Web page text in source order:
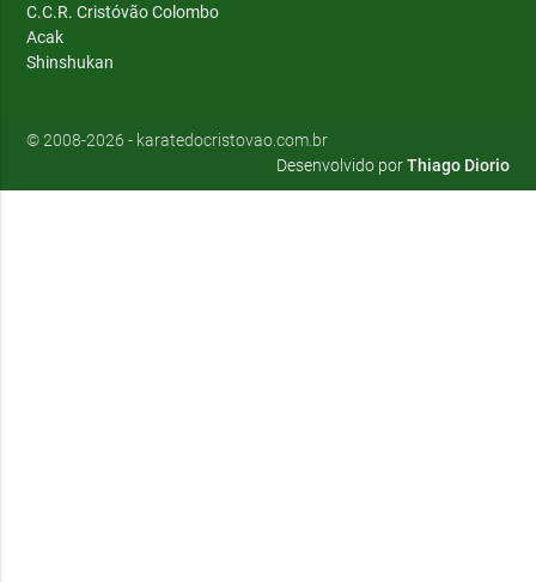
C.C.R. Cristóvão Colombo
Acak
Shinshukan
© 2008-2026 - karatedocristovao.com.br
Desenvolvido porThiago Diorio